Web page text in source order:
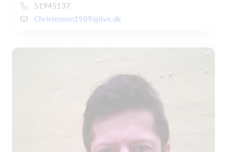
51945137
Christensen1989@live.dk